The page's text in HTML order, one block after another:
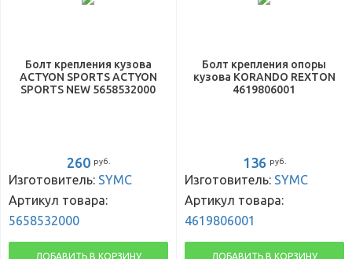
Болт крепления кузова
ACTYON SPORTS ACTYON
SPORTS NEW 5658532000
260 руб.
Изготовитель: SYMC
Артикул товара:
5658532000
ДОБАВИТЬ В КОРЗИНУ
Болт крепления опоры
кузова KORANDO REXTON
4619806001
136 руб.
Изготовитель: SYMC
Артикул товара:
4619806001
ДОБАВИТЬ В КОРЗИНУ